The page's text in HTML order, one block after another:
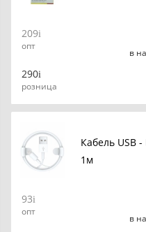
209
опт
290
розница
в
Кабель USB
1м
93
опт
в